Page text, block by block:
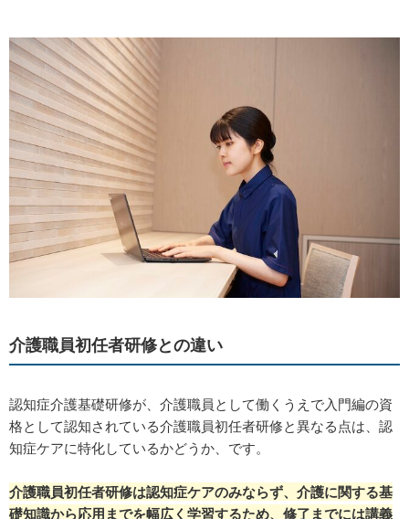
介護職員初任者研修との違い
認知症介護基礎研修が、介護職員として働くうえで入門編の資
格として認知されている介護職員初任者研修と異なる点は、認
知症ケアに特化しているかどうか、です。
介護職員初任者研修は認知症ケアのみならず、介護に関する基
礎知識から応用までを幅広く学習するため、修了までには講義